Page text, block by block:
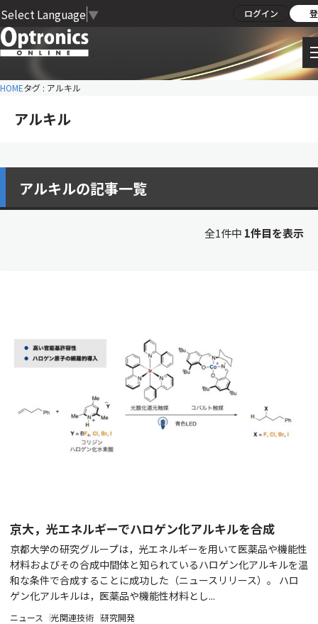
Select Language ▼ ログイン
HOMEタグ : アルキル
アルキル
アルキルの記事一覧
全1件中 1件目を表示
京大，光エネルギーでハロゲン化アルキルを合成
京都大学の研究グループは，光エネルギーを用いて医薬品や機能性
材料およびその合成中間体と知られているハロゲン化アルキルを温
和な条件で合成することに成功した（ニュースリリース）。 ハロ
ゲン化アルキルは，医薬品や機能性材料とし...
ニュース 光関連技術 研究開発